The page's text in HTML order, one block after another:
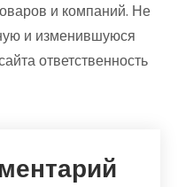
и компаний. Не
и изменившуюся
ответственность